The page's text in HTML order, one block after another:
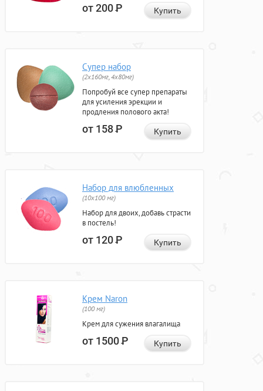
от 200Р Купить
Супер набор
(2х160мг, 4х80мг)
Попробуй все супер препараты
для усиления эрекции и
продления полового акта!
от 158Р Купить
Набор для влюбленных
(10х100 мг)
Набор для двоих, добавь страсти
в постель!
от 120Р Купить
Крем Naron
(100 мг)
Крем для сужения влагалища
от 1500Р Купить